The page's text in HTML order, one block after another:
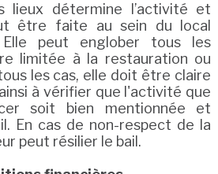
lieux détermine l’activité et
être faite au sein du local
Elle peut englober tous les
limitée à la restauration ou
les cas, elle doit être claire
à vérifier que l'activité que
soit bien mentionnée et
En cas de non-respect de la
peut résilier le bail.